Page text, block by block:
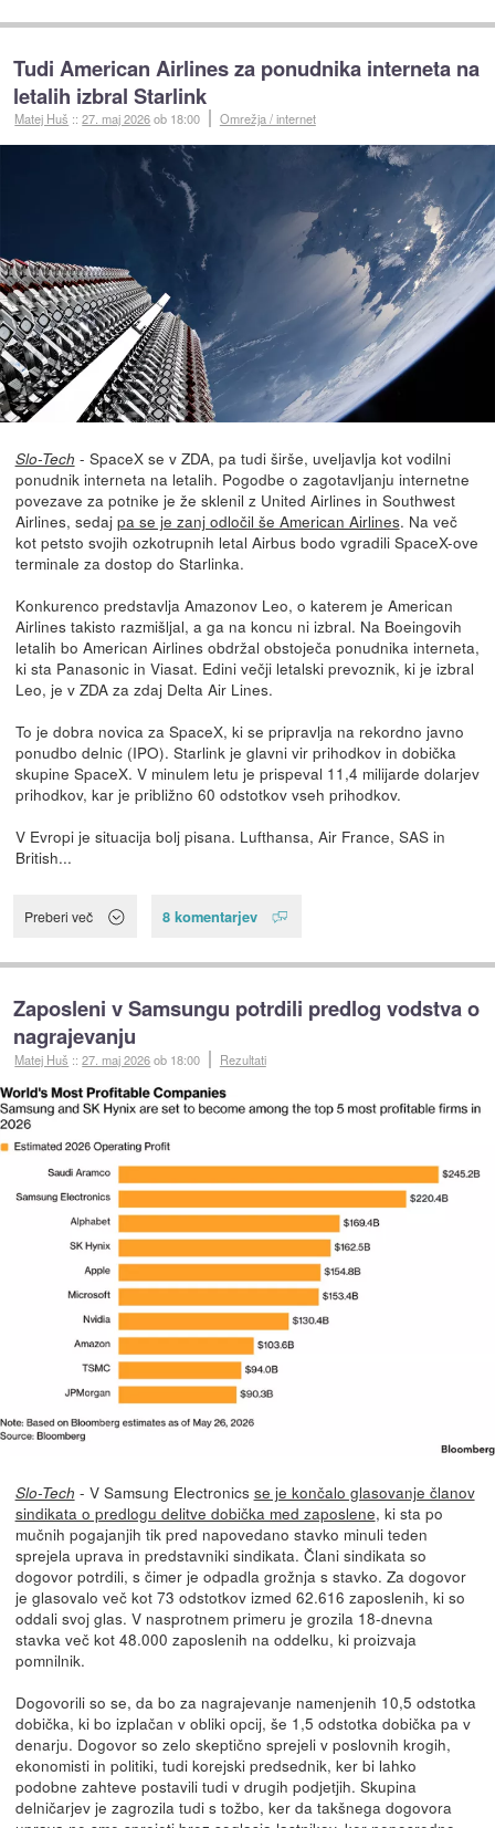
Tudi American Airlines za ponudnika interneta na
letalih izbral Starlink
Matej Huš ::27. maj 2026ob 18:00 Omrežja / internet
Slo-Tech - SpaceX se v ZDA, pa tudi širše, uveljavlja kot vodilni
ponudnik interneta na letalih. Pogodbe o zagotavljanju internetne
povezave za potnike je že sklenil z United Airlines in Southwest
Airlines, sedaj pa se je zanj odločil še American Airlines. Na več
kot petsto svojih ozkotrupnih letal Airbus bodo vgradili SpaceX-ove
terminale za dostop do Starlinka.
Konkurenco predstavlja Amazonov Leo, o katerem je American
Airlines takisto razmišljal, a ga na koncu ni izbral. Na Boeingovih
letalih bo American Airlines obdržal obstoječa ponudnika interneta,
ki sta Panasonic in Viasat. Edini večji letalski prevoznik, ki je izbral
Leo, je v ZDA za zdaj Delta Air Lines.
To je dobra novica za SpaceX, ki se pripravlja na rekordno javno
ponudbo delnic (IPO). Starlink je glavni vir prihodkov in dobička
skupine SpaceX. V minulem letu je prispeval 11,4 milijarde dolarjev
prihodkov, kar je približno 60 odstotkov vseh prihodkov.
V Evropi je situacija bolj pisana. Lufthansa, Air France, SAS in
British...
Preberi več 8 komentarjev
Zaposleni v Samsungu potrdili predlog vodstva o
nagrajevanju
Matej Huš ::27. maj 2026ob 18:00 Rezultati
Slo-Tech - V Samsung Electronics se je končalo glasovanje članov
sindikata o predlogu delitve dobička med zaposlene, ki sta po
mučnih pogajanjih tik pred napovedano stavko minuli teden
sprejela uprava in predstavniki sindikata. Člani sindikata so
dogovor potrdili, s čimer je odpadla grožnja s stavko. Za dogovor
je glasovalo več kot 73 odstotkov izmed 62.616 zaposlenih, ki so
oddali svoj glas. V nasprotnem primeru je grozila 18-dnevna
stavka več kot 48.000 zaposlenih na oddelku, ki proizvaja
pomnilnik.
Dogovorili so se, da bo za nagrajevanje namenjenih 10,5 odstotka
dobička, ki bo izplačan v obliki opcij, še 1,5 odstotka dobička pa v
denarju. Dogovor so zelo skeptično sprejeli v poslovnih krogih,
ekonomisti in politiki, tudi korejski predsednik, ker bi lahko
podobne zahteve postavili tudi v drugih podjetjih. Skupina
delničarjev je zagrozila tudi s tožbo, ker da takšnega dogovora